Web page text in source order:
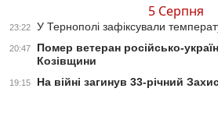
5 Серпня
23:22 У Тернополі зафіксували
20:47
Помер ветеран російсько-
Козівщини
19:15 На війні загинув 33-річний